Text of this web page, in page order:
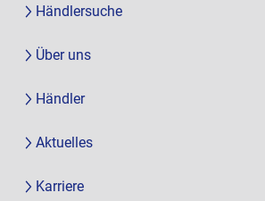
Händlersuche
Über uns
Händler
Aktuelles
Karriere